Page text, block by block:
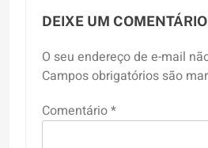
DEIXE UM COMENTÁRIO
O seu endereço de e-mail
Campos obrigatórios são
Comentário*